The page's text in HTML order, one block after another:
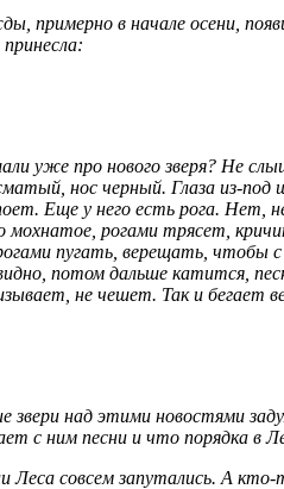
примерно в начале осени,
уже про нового зверя? Не
нос черный. Глаза из-
Еще у него есть рога. Нет,
рогами трясет,
пугать, верещать, чтобы
потом дальше катится,
не чешет. Так и бегает
звери над этими новостями
с ним песни и что порядка в
Леса совсем запутались. А